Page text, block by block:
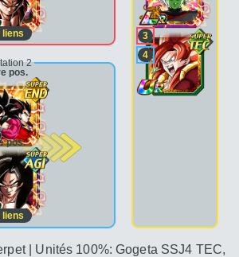
liens
2
pos.
pos.
liens
3
4
| Unités 100%: Gogeta SSJ4 TEC,